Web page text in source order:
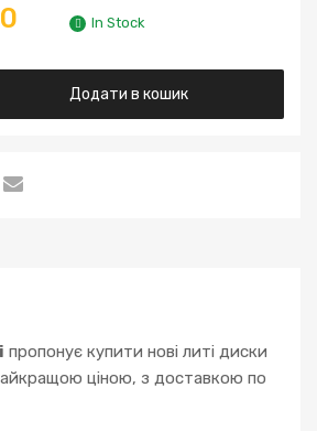
In Stock
Додати в кошик
пропонує купити нові литі диски
ціною, з доставкою по